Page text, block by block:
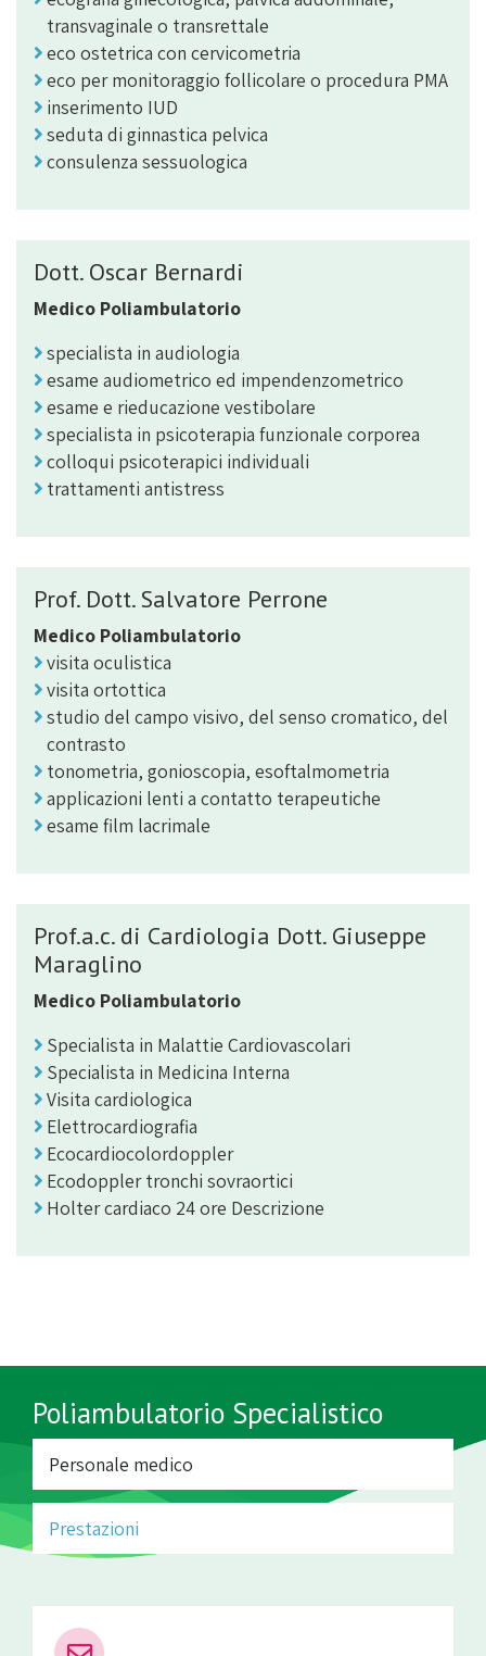
transvaginale o transrettale
eco ostetrica con cervicometria
eco per monitoraggio follicolare o procedura PMA
inserimento IUD
seduta di ginnastica pelvica
consulenza sessuologica
Dott. Oscar Bernardi
Medico Poliambulatorio
specialista in audiologia
esame audiometrico ed impendenzometrico
esame e rieducazione vestibolare
specialista in psicoterapia funzionale corporea
colloqui psicoterapici individuali
trattamenti antistress
Prof. Dott. Salvatore Perrone
Medico Poliambulatorio
visita oculistica
visita ortottica
studio del campo visivo, del senso cromatico, del
contrasto
tonometria, gonioscopia, esoftalmometria
applicazioni lenti a contatto terapeutiche
esame film lacrimale
Prof.a.c. di Cardiologia Dott. Giuseppe
Maraglino
Medico Poliambulatorio
Specialista in Malattie Cardiovascolari
Specialista in Medicina Interna
Visita cardiologica
Elettrocardiografia
Ecocardiocolordoppler
Ecodoppler tronchi sovraortici
Holter cardiaco 24 ore Descrizione
Poliambulatorio Specialistico
Personale medico
Prestazioni